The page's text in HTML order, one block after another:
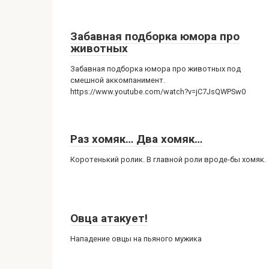
Забавная подборка юмора про
животных
Забавная подборка юмора про животных под
смешной аккомпанимент.
https://www.youtube.com/watch?v=jC7JsQWPSw0
Раз хомяк… Два хомяк…
Коротенький ролик. В главной роли вроде-бы хомяк.
Овца атакует!
Нападение овцы на пьяного мужика